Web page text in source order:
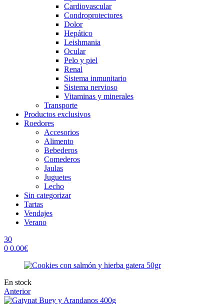
Cardiovascular
Condroprotectores
Dolor
Hepático
Leishmania
Ocular
Pelo y piel
Renal
Sistema inmunitario
Sistema nervioso
Vitaminas y minerales
Transporte
Productos exclusivos
Roedores
Accesorios
Alimento
Bebederos
Comederos
Jaulas
Juguetes
Lecho
Sin categorizar
Tartas
Vendajes
Verano
30
0 0.00€
Availability:
En stock
Anterior